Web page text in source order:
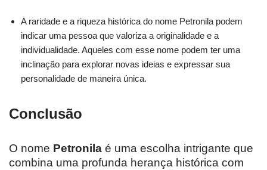
A raridade e a riqueza histórica do nome Petronila podem
indicar uma pessoa que valoriza a originalidade e a
individualidade. Aqueles com esse nome podem ter uma
inclinação para explorar novas ideias e expressar sua
personalidade de maneira única.
Conclusão
O nome Petronila é uma escolha intrigante que
combina uma profunda herança histórica com